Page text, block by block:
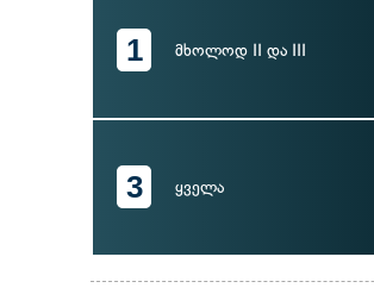
1 მხოლოდ II და III
3 ყველა